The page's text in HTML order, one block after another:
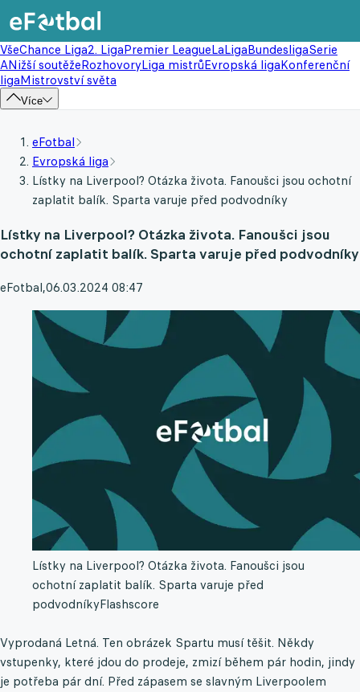
VšeChance Liga2. LigaPremier LeagueLaLigaBundesligaSerie
ANižší soutěžeRozhovoryLiga mistrůEvropská ligaKonferenční
ligaMistrovství světa
Více
eFotbal
Evropská liga
Lístky na Liverpool? Otázka života. Fanoušci jsou ochotní
zaplatit balík. Sparta varuje před podvodníky
Lístky na Liverpool? Otázka života. Fanoušci jsou
ochotní zaplatit balík. Sparta varuje před podvodníky
eFotbal,06.03.2024 08:47
Lístky na Liverpool? Otázka života. Fanoušci jsou
ochotní zaplatit balík. Sparta varuje před
podvodníkyFlashscore
Vyprodaná Letná. Ten obrázek Spartu musí těšit. Někdy
vstupenky, které jdou do prodeje, zmizí během pár hodin, jindy
je potřeba pár dní. Před zápasem se slavným Liverpoolem